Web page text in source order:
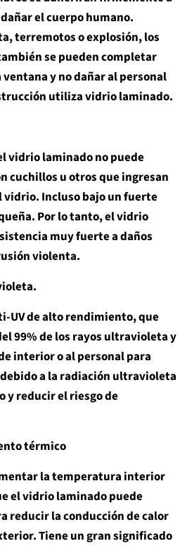
el cuerpo humano.
terremotos o explosión, los
se pueden completar
y no dañar al personal
utiliza vidrio laminado.
vidrio laminado no puede
cuchillos u otros que ingresan
Incluso bajo un fuerte
Por lo tanto, el vidrio
muy fuerte a daños
violenta.
UV de alto rendimiento, que
99% de los rayos ultravioleta y
interior o al personal para
a la radiación ultravioleta
y reducir el riesgo de
térmico
la temperatura interior
el vidrio laminado puede
reducir la conducción de calor
Tiene un gran significado